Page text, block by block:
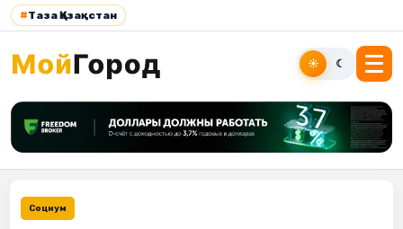
#Таза Қазақстан
☀ ☾
Социум